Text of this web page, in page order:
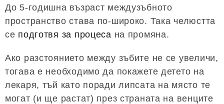
До 5-годишна възраст междузъбното
пространство става по-широко. Така челюстта
се подготвя за процеса на промяна.
Ако разстоянието между зъбите не се увеличи,
тогава е необходимо да покажете детето на
лекаря, тъй като поради липсата на място те
могат (и ще растат) през страната на венците